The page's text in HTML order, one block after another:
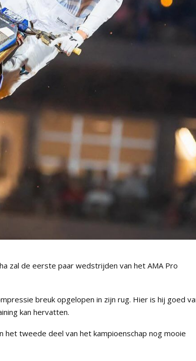
zal de eerste paar wedstrijden van het AMA Pro
breuk opgelopen in zijn rug. Hier is hij goed
kan hervatten.
het tweede deel van het kampioenschap nog mooie